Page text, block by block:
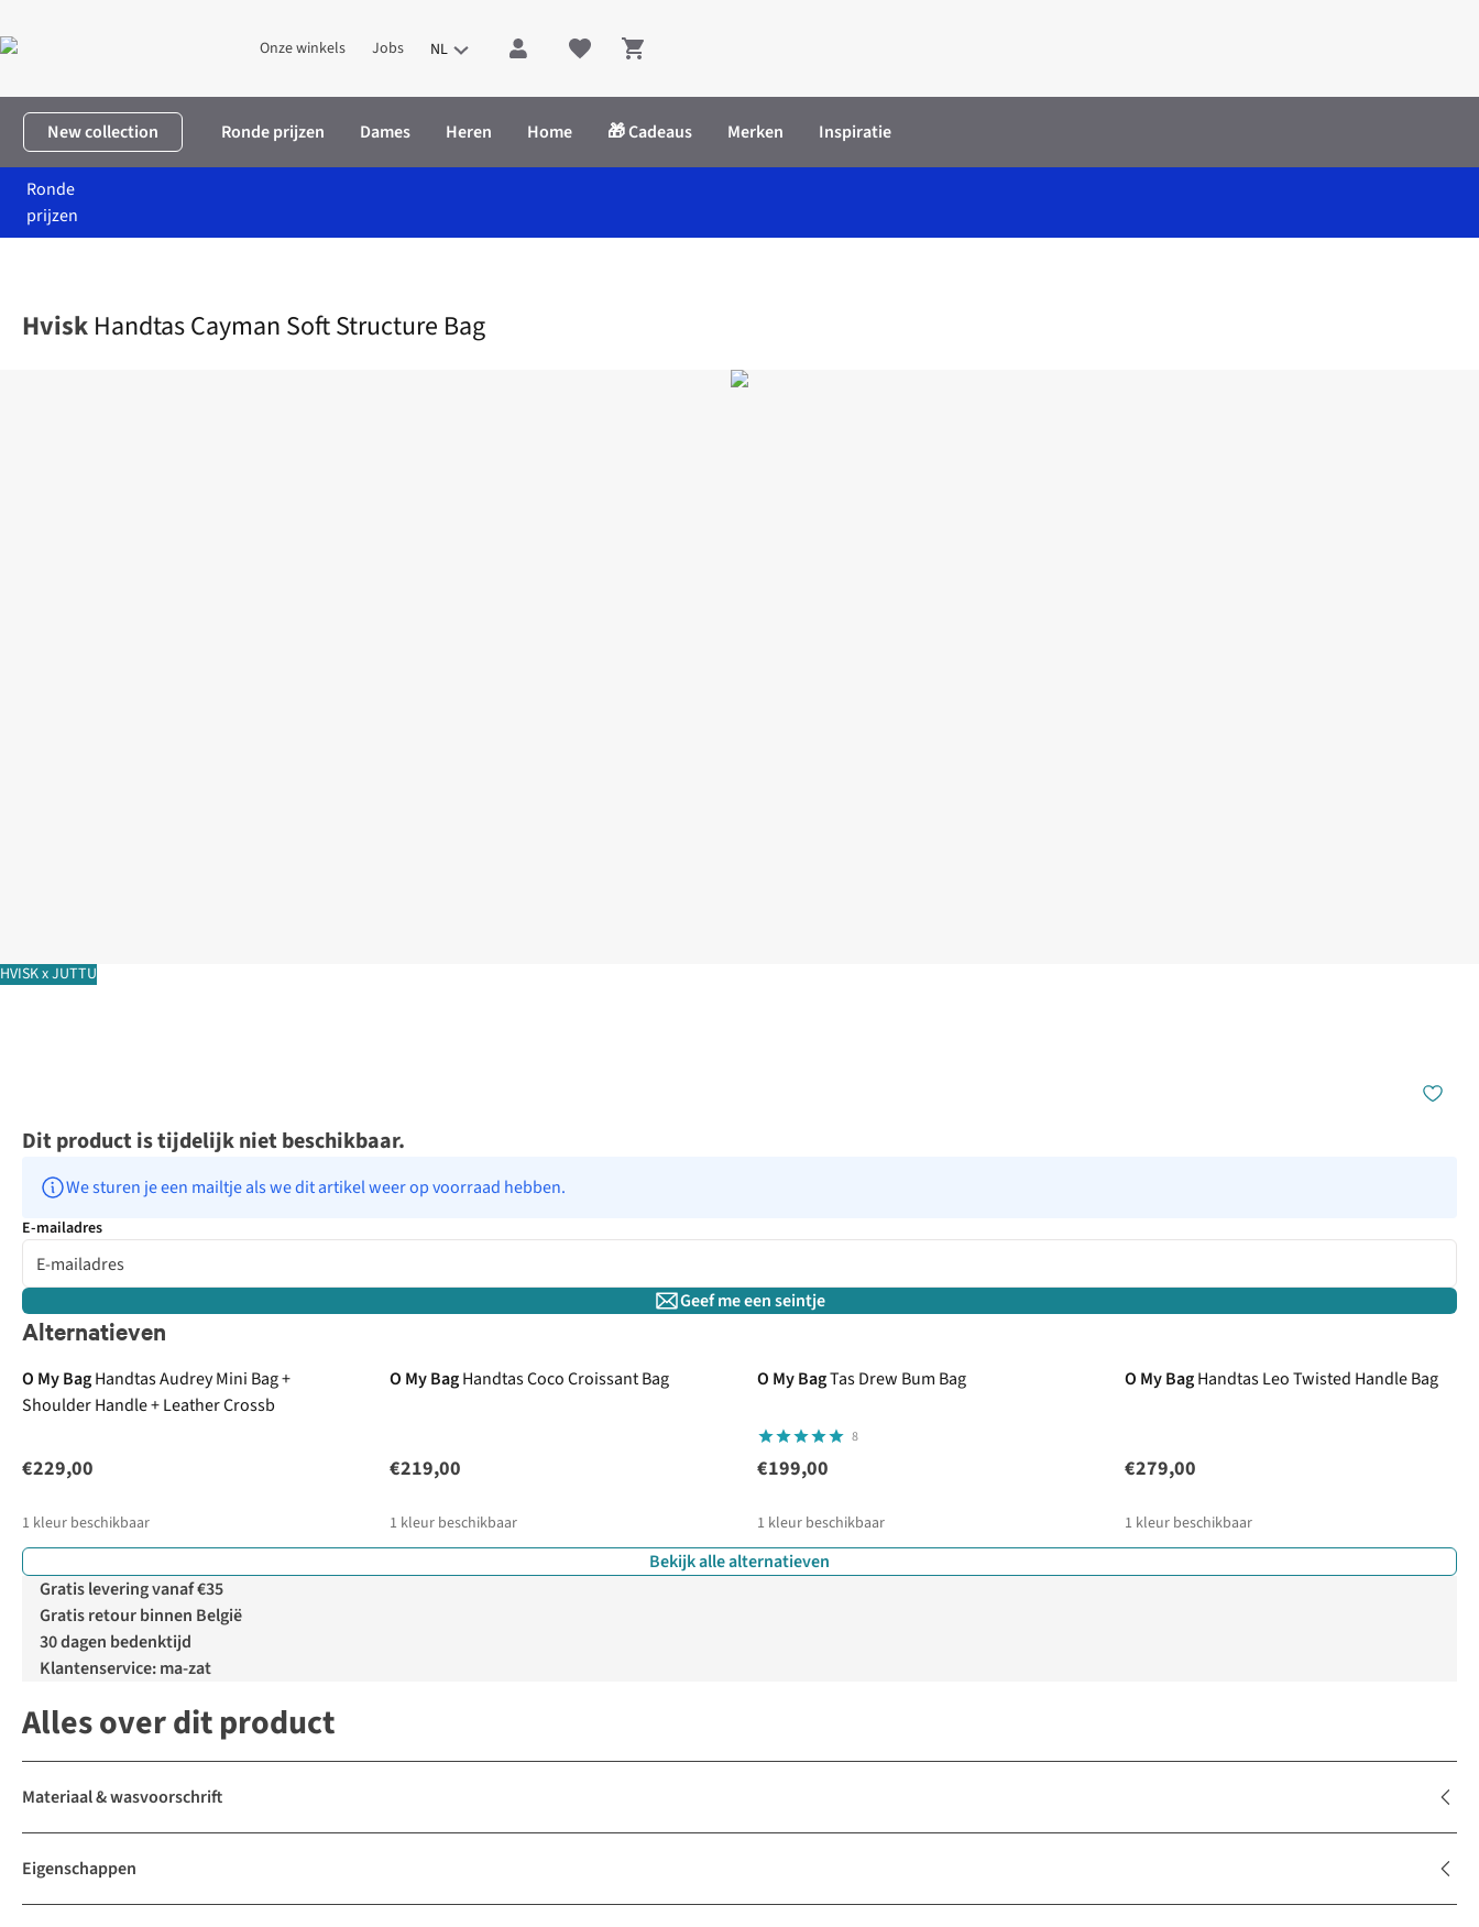
Onze winkels Jobs NL Shopping cart
New collection Ronde prijzen Dames Heren Home 🎁 Cadeaus Merken Inspiratie
Ronde
prijzen
HVISK x JUTTU
Hvisk Handtas Cayman Soft Structure Bag
Dit product is tijdelijk niet beschikbaar.
We sturen je een mailtje als we dit artikel weer op voorraad hebben.
E-mailadres
Geef me een seintje
Alternatieven
O My BagHandtas Audrey Mini Bag +
Shoulder Handle + Leather Crossb
€229,00
1 kleur beschikbaar
O My BagHandtas Coco Croissant Bag
€219,00
1 kleur beschikbaar
O My BagTas Drew Bum Bag
8
€199,00
1 kleur beschikbaar
O My BagHandtas Leo Twisted Handle Bag
€279,00
1 kleur beschikbaar
Bekijk alle alternatieven
Gratis levering vanaf €35
Gratis retour binnen België
30 dagen bedenktijd
Klantenservice: ma-zat
Alles over dit product
Materiaal & wasvoorschrift
Eigenschappen